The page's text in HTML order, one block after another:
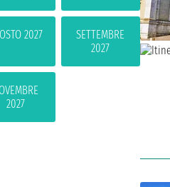
2027
SETTEMBRE
2027
2027